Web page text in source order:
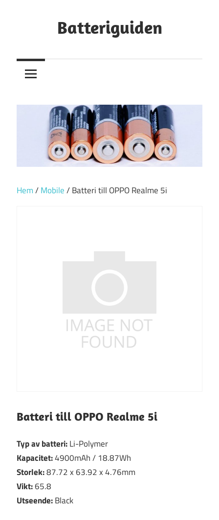
Batteriguiden
Hem/Mobile/ Batteri till OPPO Realme 5i
Batteri till OPPO Realme 5i
Typ av batteri:Li-Polymer
Kapacitet:4900mAh / 18.87Wh
Storlek:87.72 x 63.92 x 4.76mm
Vikt:65.8
Utseende:Black